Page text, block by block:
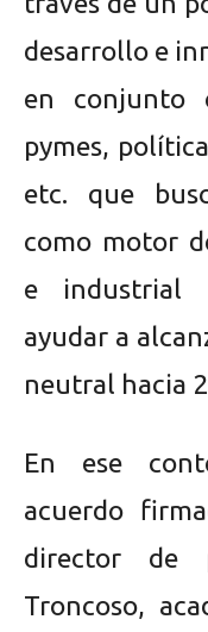
desarrollo e
en conjunto
pymes,
etc. que
como motor
e industrial
ayudar a
neutral hacia
En ese
acuerdo
director de
Troncoso,